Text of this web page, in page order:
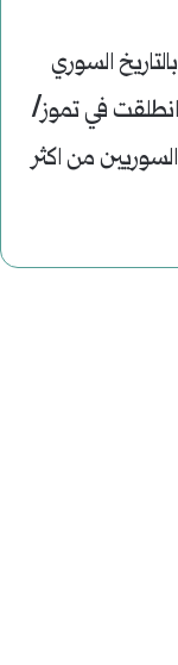
السوري
انطلقت في تموز/
السوريين من اكثر